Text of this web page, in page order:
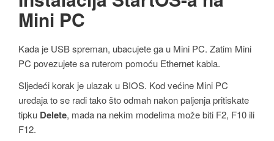
Mini PC
Kada je USB spreman, ubacujete ga u Mini PC. Zatim Mini
PC povezujete sa ruterom pomoću Ethernet kabla.
Sljedeći korak je ulazak u BIOS. Kod većine Mini PC
uređaja to se radi tako što odmah nakon paljenja pritiskate
tipku Delete, mada na nekim modelima može biti F2, F10 ili
F12.